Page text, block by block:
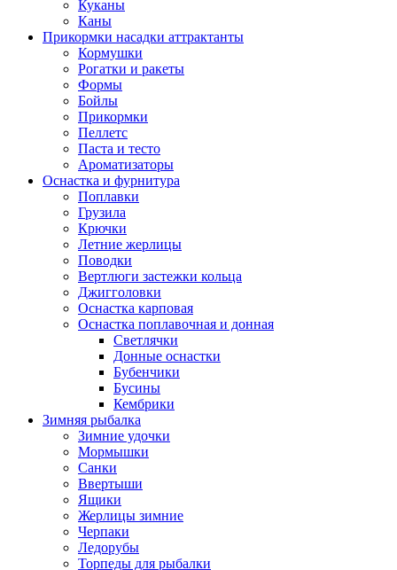
Куканы
Каны
Прикормки насадки аттрактанты
Кормушки
Рогатки и ракеты
Формы
Бойлы
Прикормки
Пеллетс
Паста и тесто
Ароматизаторы
Оснастка и фурнитура
Поплавки
Грузила
Крючки
Летние жерлицы
Поводки
Вертлюги застежки кольца
Джигголовки
Оснастка карповая
Оснастка поплавочная и донная
Светлячки
Донные оснастки
Бубенчики
Бусины
Кембрики
Зимняя рыбалка
Зимние удочки
Мормышки
Санки
Ввертыши
Ящики
Жерлицы зимние
Черпаки
Ледорубы
Торпеды для рыбалки